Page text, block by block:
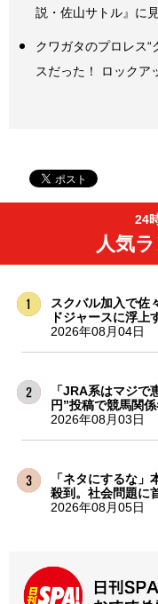
説・佐山サトル』に
クワガタのプロレス“
スだった！ ロックア
24
人気
スクバル加入で佐
ドジャースに浮上
2026年08月04日
「JRA系はマジ
円”投稿で競馬関
2026年08月03日
「ネタにするな」
殺到。社会問題に
2026年08月05日